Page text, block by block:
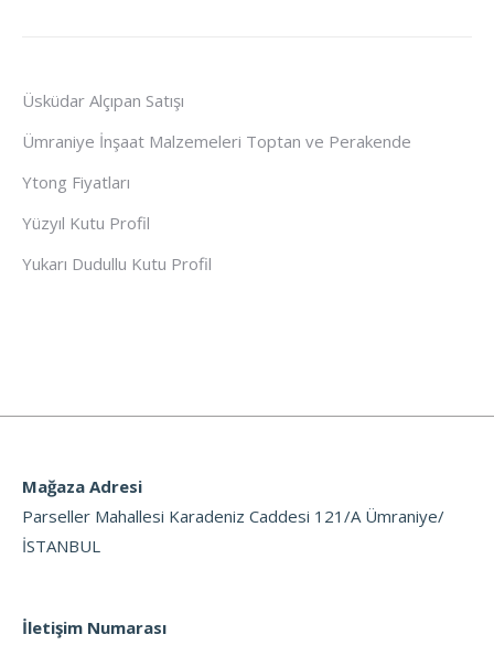
Üsküdar Alçıpan Satışı
Ümraniye İnşaat Malzemeleri Toptan ve Perakende
Ytong Fiyatları
Yüzyıl Kutu Profil
Yukarı Dudullu Kutu Profil
Mağaza Adresi
Parseller Mahallesi Karadeniz Caddesi 121/A Ümraniye/
İSTANBUL
İletişim Numarası